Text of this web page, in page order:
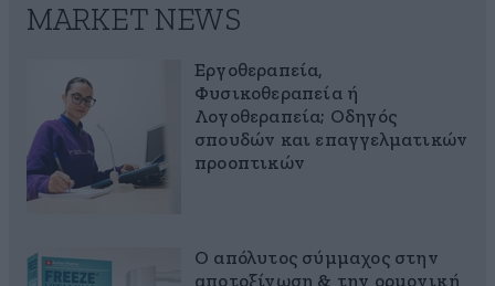
MARKET NEWS
Εργοθεραπεία,
Φυσικοθεραπεία ή
Λογοθεραπεία; Οδηγός
σπουδών και επαγγελματικών
προοπτικών
Ο απόλυτος σύμμαχος στην